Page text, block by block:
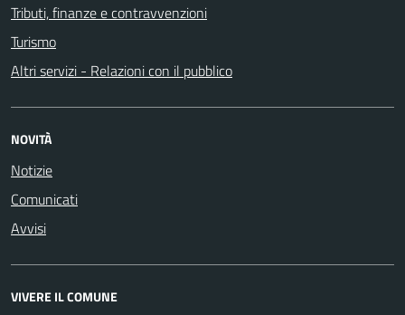
Tributi, finanze e contravvenzioni
Turismo
Altri servizi - Relazioni con il pubblico
NOVITÀ
Notizie
Comunicati
Avvisi
VIVERE IL COMUNE